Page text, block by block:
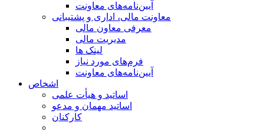
آیین‌نامه‌های معاونت
معاونت مالی، اداری و پشتیبانی
معرفی معاون مالی
مدیریت مالی
لینک ها
فرم‌های مورد نیاز
آیین‌نامه‌های معاونت
اشخاص
اساتید و هیأت علمی
اساتید مهمان و مدعو
کارکنان